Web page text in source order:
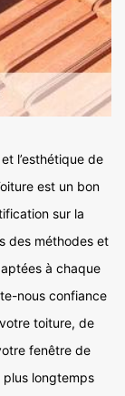
l’esthétique de
est un bon
sur la
des méthodes et
à chaque
nous confiance
toiture, de
fenêtre de
longtemps